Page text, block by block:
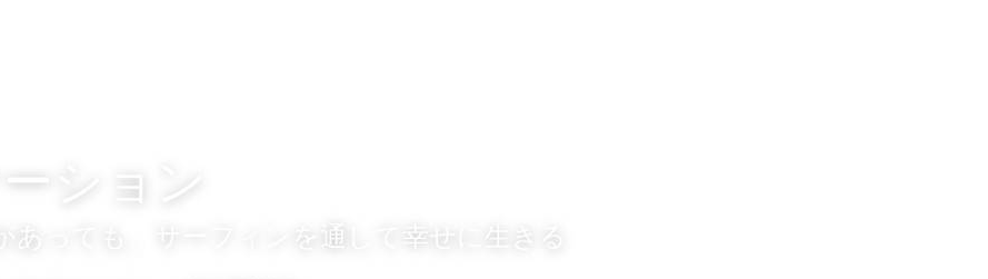
ション
あっても、サーフィンを通して幸せに生きる